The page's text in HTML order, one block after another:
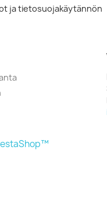
ja tietosuojakäytännön